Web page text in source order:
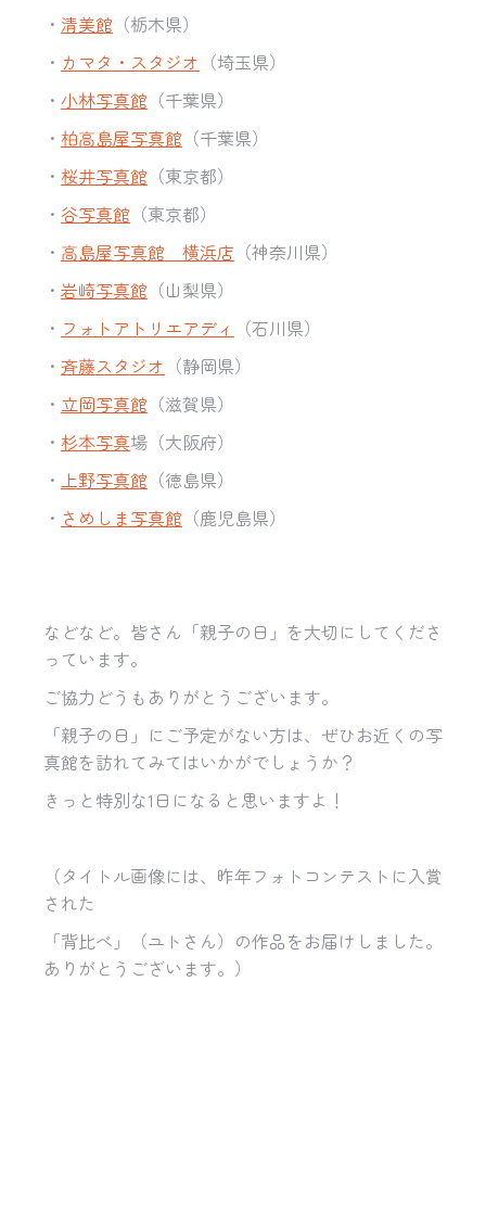
・ 清美館 （栃木県）
・ カマタ・スタジオ （埼玉県）
・ 小林写真館 （千葉県）
・ 柏高島屋写真館 （千葉県）
・ 桜井写真館 （東京都）
・ 谷写真館 （東京都）
・ 高島屋写真館 横浜店 （神奈川県）
・ 岩崎写真館 （山梨県）
・ フォトアトリエアディ
（石川県）
・ 斉藤スタジオ （静岡県）
・ 立岡写真館 （滋賀県）
・ 杉本写真場（大阪府）
・ 上野写真館 （徳島県）
・ さめしま写真館 （鹿児島県）
などなど。皆さん「親子の日」を大切にしてくださ
っています。
ご協力どうもありがとうございます。
「親子の日」にご予定がない方は、ぜひお近くの写
真館を訪れてみてはいかがでしょうか？
きっと特別な1日になると思いますよ！
（タイトル画像には、昨年フォトコンテストに入賞
された
「背比べ」（ユトさん）の作品をお届けしました。
ありがとうございます。）